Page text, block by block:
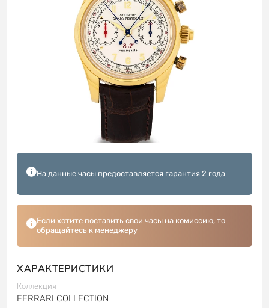
На данные часы предоставляется гарантия 2 года
Если хотите поставить свои часы на комиссию, то
обращайтесь к менеджеру
ХАРАКТЕРИСТИКИ
Коллекция
FERRARI COLLECTION